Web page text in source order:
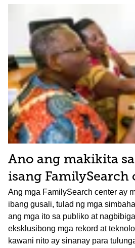
Ano ang makikita
isang FamilySearch
Ang mga FamilySearch center ay
ibang gusali, tulad ng mga
ang mga ito sa publiko at
eksklusibong mga rekord at
kawani nito ay sinanay para